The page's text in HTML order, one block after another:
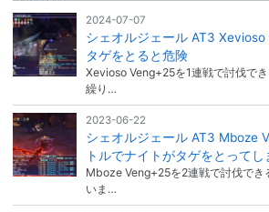
2024-07-07
シェオルジェール AT3
タゲをとると危険
Xevioso Veng+25を1連戦で討伐で
繰り…
2023-06-22
シェオルジェール AT3 Mboze
トルでナイトがタゲをとってし
Mboze Veng+25を2連戦で討伐でき
いま…